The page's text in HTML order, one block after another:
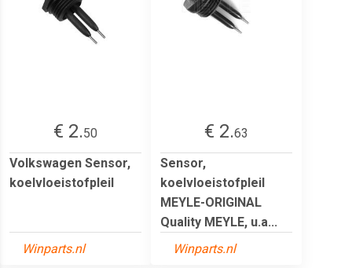
€ 2.50
Volkswagen Sensor,
koelvloeistofpleil
Winparts.nl
€ 2.63
Sensor,
koelvloeistofpleil
MEYLE-ORIGINAL
Quality MEYLE, u.a...
Winparts.nl